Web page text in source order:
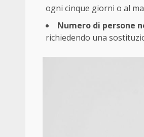
ogni cinque giorni o al
Numero di persone
richiedendo una